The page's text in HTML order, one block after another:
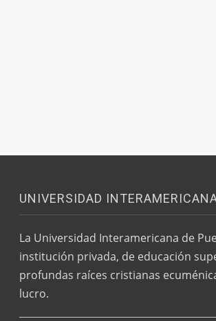
UNIVERSIDAD
La Universidad Interamericana de
institución privada, de educación
profundas raíces cristianas
lucro.